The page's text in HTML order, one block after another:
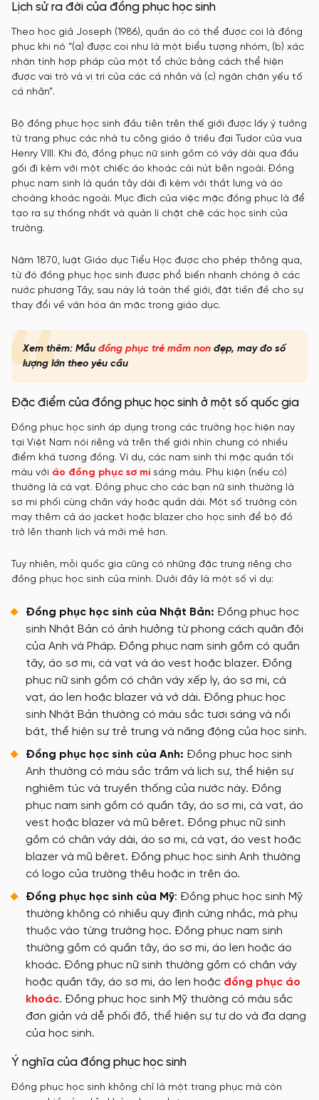
Lịch sử ra đời của đồng phục học sinh
Theo học giả Joseph (1986), quần áo có thể được coi là đồng
phục khi nó “(a) được coi như là một biểu tượng nhóm, (b) xác
nhận tính hợp pháp của một tổ chức bằng cách thể hiện
được vai trò và vị trí của các cá nhân và (c) ngăn chặn yếu tố
cá nhân”.
Bộ đồng phục học sinh đầu tiên trên thế giới được lấy ý tưởng
từ trang phục các nhà tu công giáo ở triều đại Tudor của vua
Henry VIII. Khi đó, đồng phục nữ sinh gồm có váy dài qua đầu
gối đi kèm với một chiếc áo khoác cài nút bên ngoài. Đồng
phục nam sinh là quần tây dài đi kèm với thắt lưng và áo
choàng khoác ngoài. Mục đích của việc mặc đồng phục là để
tạo ra sự thống nhất và quản lí chặt chẽ các học sinh của
trường.
Năm 1870, luật Giáo dục Tiểu Học được cho phép thông qua,
từ đó đồng phục học sinh được phổ biến nhanh chóng ở các
nước phương Tây, sau này là toàn thế giới, đặt tiền đề cho sự
thay đổi về văn hóa ăn mặc trong giáo dục.
Xem thêm: Mẫu đồng phục trẻ mầm non đẹp, may đo số
lượng lớn theo yêu cầu
Đặc điểm của đồng phục học sinh ở một số quốc gia
Đồng phục học sinh áp dụng trong các trường học hiện nay
tại Việt Nam nói riêng và trên thế giới nhìn chung có nhiều
điểm khá tương đồng. Ví dụ, các nam sinh thì mặc quần tối
màu với áo đồng phục sơ mi sáng màu. Phụ kiện (nếu có)
thường là cà vạt. Đồng phục cho các bạn nữ sinh thường là
sơ mi phối cùng chân váy hoặc quần dài. Một số trường còn
may thêm cả áo jacket hoặc blazer cho học sinh để bộ đồ
trở lên thanh lịch và mới mẻ hơn.
Tuy nhiên, mỗi quốc gia cũng có những đặc trưng riêng cho
đồng phục học sinh của mình. Dưới đây là một số ví dụ:
Đồng phục học sinh của Nhật Bản: Đồng phục học
sinh Nhật Bản có ảnh hưởng từ phong cách quân đội
của Anh và Pháp. Đồng phục nam sinh gồm có quần
tây, áo sơ mi, cà vạt và áo vest hoặc blazer. Đồng
phục nữ sinh gồm có chân váy xếp ly, áo sơ mi, cà
vạt, áo len hoặc blazer và vớ dài. Đồng phục học
sinh Nhật Bản thường có màu sắc tươi sáng và nổi
bật, thể hiện sự trẻ trung và năng động của học sinh.
Đồng phục học sinh của Anh: Đồng phục học sinh
Anh thường có màu sắc trầm và lịch sự, thể hiện sự
nghiêm túc và truyền thống của nước này. Đồng
phục nam sinh gồm có quần tây, áo sơ mi, cà vạt, áo
vest hoặc blazer và mũ bêret. Đồng phục nữ sinh
gồm có chân váy dài, áo sơ mi, cà vạt, áo vest hoặc
blazer và mũ bêret. Đồng phục học sinh Anh thường
có logo của trường thêu hoặc in trên áo.
Đồng phục học sinh của Mỹ: Đồng phục học sinh Mỹ
thường không có nhiều quy định cứng nhắc, mà phụ
thuộc vào từng trường học. Đồng phục nam sinh
thường gồm có quần tây, áo sơ mi, áo len hoặc áo
khoác. Đồng phục nữ sinh thường gồm có chân váy
hoặc quần tây, áo sơ mi, áo len hoặc đồng phục áo
khoác. Đồng phục học sinh Mỹ thường có màu sắc
đơn giản và dễ phối đồ, thể hiện sự tự do và đa dạng
của học sinh.
Ý nghĩa của đồng phục học sinh
Đồng phục học sinh không chỉ là một trang phục mà còn